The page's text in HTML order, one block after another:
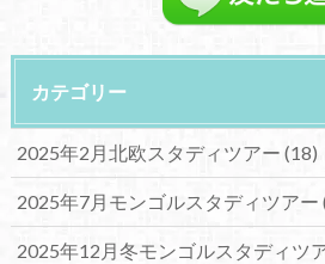
カテゴリー
2025年2月北欧スタディツアー (18)
2025年7月モンゴルスタディツアー
2025年12月冬モンゴルスタディツ